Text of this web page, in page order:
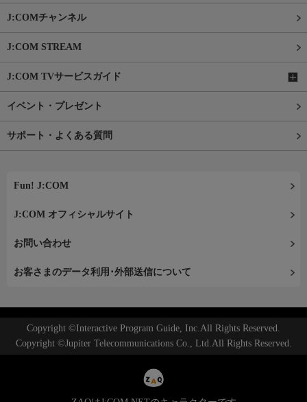
J:COMチャンネル
J:COM STREAM
J:COM TVサービスガイド
イベント・プレゼント
サポート・よくある質問
Fun! J:COM
J:COM オフィシャルサイト
お問い合わせ
お客さまのデータ利用･外部送信について
Copyright ©Interactive Program Guide, Inc.All Rights Reserved.
Copyright ©Jupiter Telecommunications Co., Ltd.All Rights Reserved.